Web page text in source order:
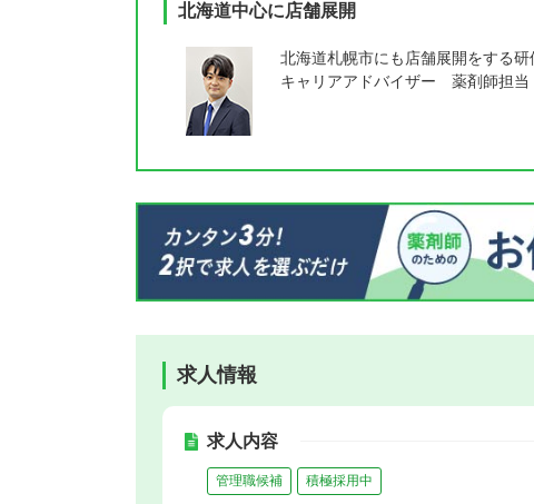
北海道中心に店舗展開
北海道札幌市にも店舗展開をする
キャリアアドバイザー 薬剤師担当
求人情報
求人内容
管理職候補 積極採用中